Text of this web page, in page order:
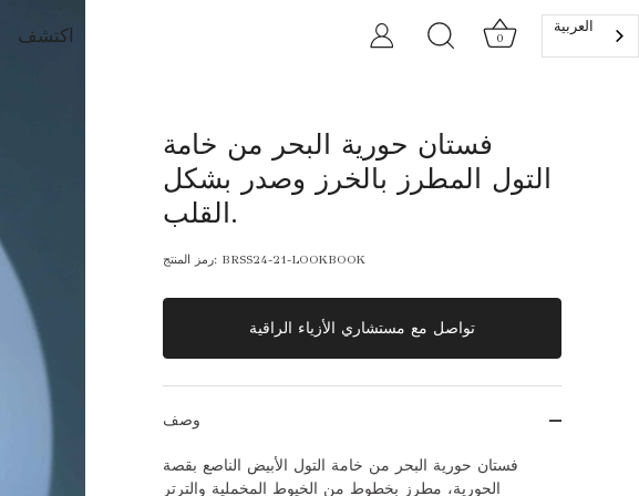
اكتشف 0
العربية‏
فستان حورية البحر من خامة
التول المطرز بالخرز وصدر بشكل
القلب.
رمز المنتج: BRSS24-21-LOOKBOOK
تواصل مع مستشاري الأزياء الراقية
وصف
فستان حورية البحر من خامة التول الأبيض الناصع بقصة
الحورية، مطرز بخطوط من الخيوط المخملية والترتر